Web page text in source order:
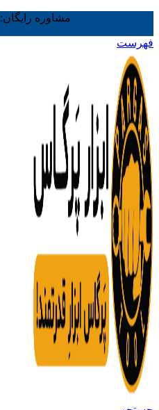
مشاوره رایگان:
فهرست